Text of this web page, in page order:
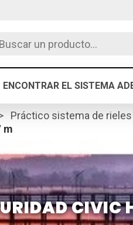
ENCONTRAR EL SISTEMA
Práctico sistema de rieles
m